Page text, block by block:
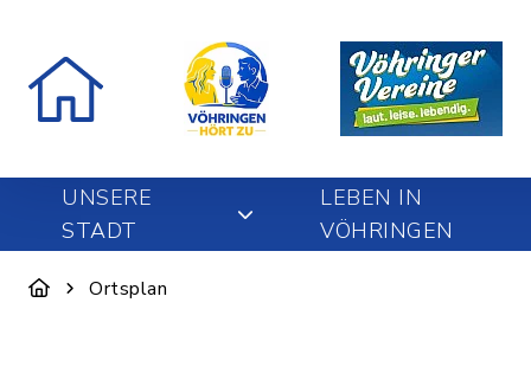
UNSERE
STADT
LEBEN IN
VÖHRINGEN
Ortsplan